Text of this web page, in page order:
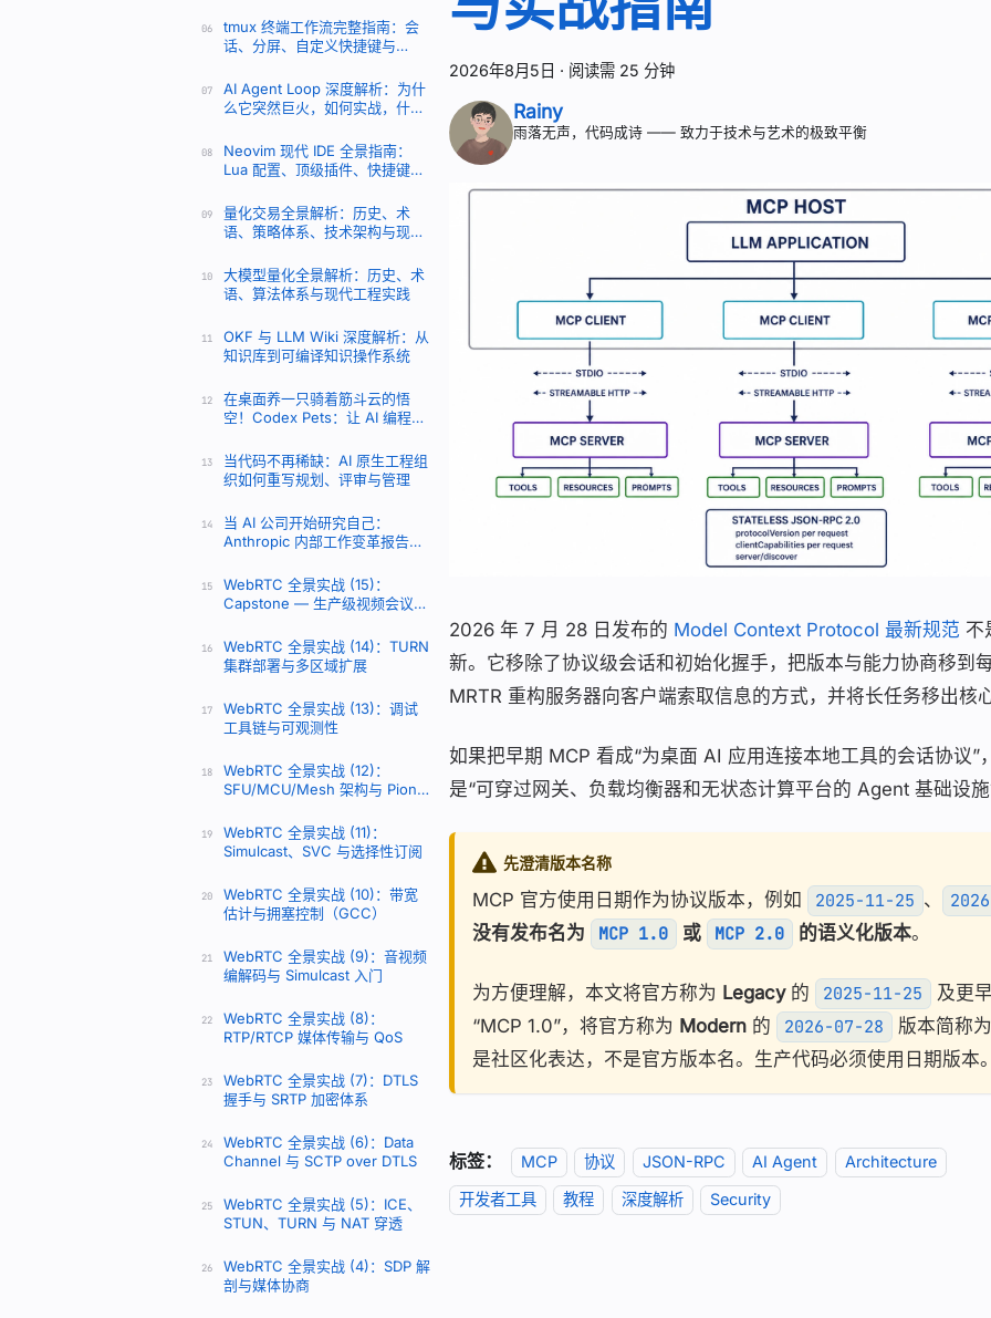
06
tmux 终端工作流完整指南：会
话、分屏、自定义快捷键与
07
AI Agent Loop 深度解析：为什
么它突然巨火，如何实战，什么
08
Neovim 现代 IDE 全景指南：
Lua 配置、顶级插件、快捷键与
09
量化交易全景解析：历史、术
语、策略体系、技术架构与现代
10
大模型量化全景解析：历史、术
语、算法体系与现代工程实践
11
OKF 与 LLM Wiki 深度解析：从
知识库到可编译知识操作系统
12
在桌面养一只骑着筋斗云的悟
空！Codex Pets：让 AI 编程不
13
当代码不再稀缺：AI 原生工程组
织如何重写规划、评审与管理
14
当 AI 公司开始研究自己：
Anthropic 内部工作变革报告深
15
WebRTC 全景实战 (15)：
Capstone — 生产级视频会议系
16
WebRTC 全景实战 (14)：TURN
集群部署与多区域扩展
17
WebRTC 全景实战 (13)：调试
工具链与可观测性
18
WebRTC 全景实战 (12)：
SFU/MCU/Mesh 架构与 Pion
19
WebRTC 全景实战 (11)：
Simulcast、SVC 与选择性订阅
20
WebRTC 全景实战 (10)：带宽
估计与拥塞控制（GCC）
21
WebRTC 全景实战 (9)：音视频
编解码与 Simulcast 入门
22
WebRTC 全景实战 (8)：
RTP/RTCP 媒体传输与 QoS
23
WebRTC 全景实战 (7)：DTLS
握手与 SRTP 加密体系
24
WebRTC 全景实战 (6)：Data
Channel 与 SCTP over DTLS
25
WebRTC 全景实战 (5)：ICE、
STUN、TURN 与 NAT 穿透
26
WebRTC 全景实战 (4)：SDP 解
剖与媒体协商
2026年8月5日 · 阅读需 25 分钟
Rainy
雨落无声，代码成诗 —— 致力于技术与艺术的极致平衡
2026 年 7 月 28 日发布的 Model Context Protocol 最新规范 不
新。它移除了协议级会话和初始化握手，把版本与能力协商移到
MRTR 重构服务器向客户端索取信息的方式，并将长任务移出核
如果把早期 MCP 看成“为桌面 AI 应用连接本地工具的会话协议”
是“可穿过网关、负载均衡器和无状态计算平台的 Agent 基础设
先澄清版本名称
MCP 官方使用日期作为协议版本，例如 2025-11-25 、
没有发布名为
MCP 1.0 或 MCP 2.0 的语义化版本。
为方便理解，本文将官方称为 Legacy的 2025-11-25
及更
“MCP 1.0”，将官方称为 Modern 的 2026-07-28
版本简称
是社区化表达，不是官方版本名。生产代码必须使用日期版本
标签： MCP 协议 JSON-RPC AI Agent
Architecture
开发者工具
教程 深度解析 Security